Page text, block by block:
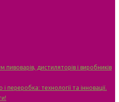
дистиляторів і виробників
і переробка: технології та інновації.